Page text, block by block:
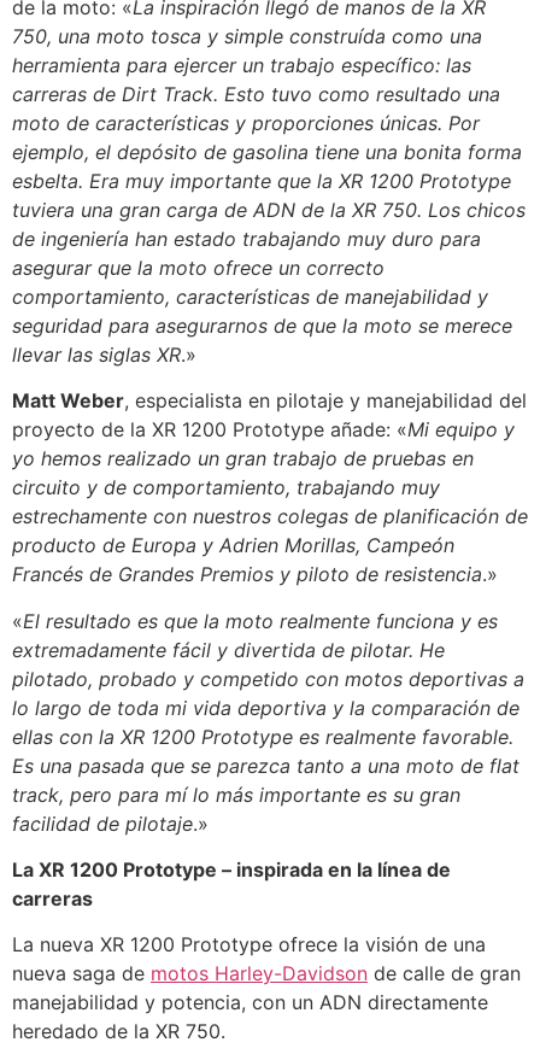
de la moto: «La inspiración llegó de manos de la XR
750, una moto tosca y simple construída como una
herramienta para ejercer un trabajo específico: las
carreras de Dirt Track. Esto tuvo como resultado una
moto de características y proporciones únicas. Por
ejemplo, el depósito de gasolina tiene una bonita forma
esbelta. Era muy importante que la XR 1200 Prototype
tuviera una gran carga de ADN de la XR 750. Los chicos
de ingeniería han estado trabajando muy duro para
asegurar que la moto ofrece un correcto
comportamiento, características de manejabilidad y
seguridad para asegurarnos de que la moto se merece
llevar las siglas XR.»
Matt Weber, especialista en pilotaje y manejabilidad del
proyecto de la XR 1200 Prototype añade: «Mi equipo y
yo hemos realizado un gran trabajo de pruebas en
circuito y de comportamiento, trabajando muy
estrechamente con nuestros colegas de planificación de
producto de Europa y Adrien Morillas, Campeón
Francés de Grandes Premios y piloto de resistencia.»
«El resultado es que la moto realmente funciona y es
extremadamente fácil y divertida de pilotar. He
pilotado, probado y competido con motos deportivas a
lo largo de toda mi vida deportiva y la comparación de
ellas con la XR 1200 Prototype es realmente favorable.
Es una pasada que se parezca tanto a una moto de flat
track, pero para mí lo más importante es su gran
facilidad de pilotaje.»
La XR 1200 Prototype – inspirada en la línea de
carreras
La nueva XR 1200 Prototype ofrece la visión de una
nueva saga de motos Harley-Davidson de calle de gran
manejabilidad y potencia, con un ADN directamente
heredado de la XR 750.